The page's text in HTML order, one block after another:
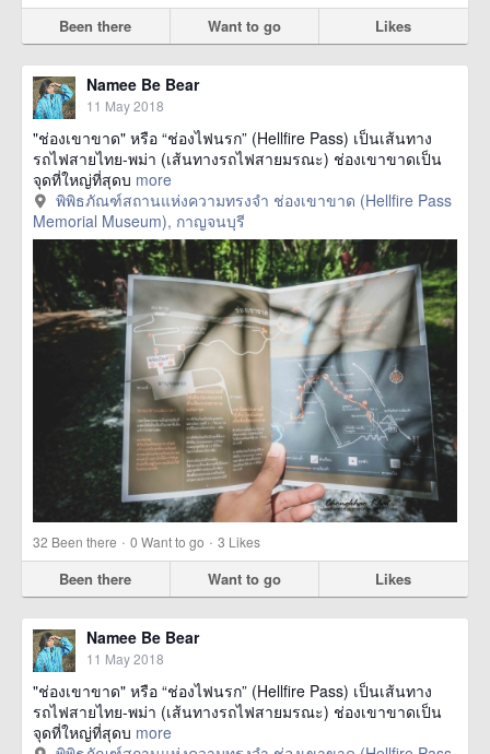
Been there Want to go Likes
Namee Be Bear
11 May 2018
"ช่องเขาขาด" หรือ “ช่องไฟนรก” (Hellfire Pass) เป็นเส้นทาง
รถไฟสายไทย-พม่า (เส้นทางรถไฟสายมรณะ) ช่องเขาขาดเป็น
จุดที่ใหญ่ที่สุดบ more
พิพิธภัณฑ์สถานแห่งความทรงจำ ช่องเขาขาด (Hellfire Pass
Memorial Museum), กาญจนบุรี
32 Been there · 0 Want to go · 3 Likes
Been there Want to go Likes
Namee Be Bear
11 May 2018
"ช่องเขาขาด" หรือ “ช่องไฟนรก” (Hellfire Pass) เป็นเส้นทาง
รถไฟสายไทย-พม่า (เส้นทางรถไฟสายมรณะ) ช่องเขาขาดเป็น
จุดที่ใหญ่ที่สุดบ more